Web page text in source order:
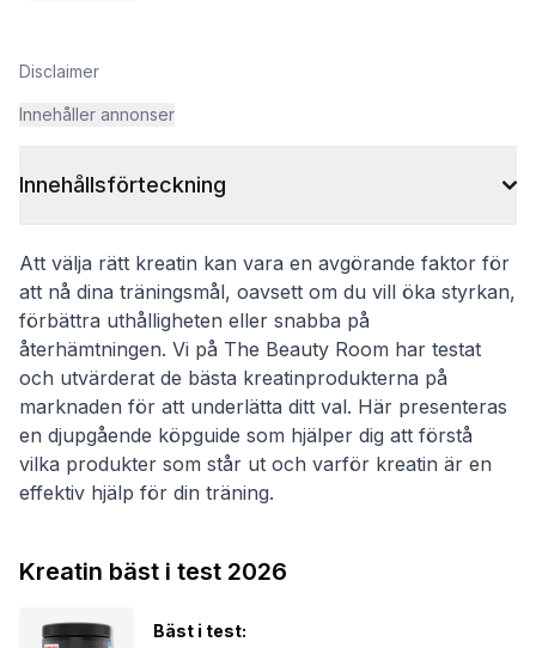
Disclaimer
Innehåller annonser
Innehållsförteckning
Att välja rätt kreatin kan vara en avgörande faktor för
att nå dina träningsmål, oavsett om du vill öka styrkan,
förbättra uthålligheten eller snabba på
återhämtningen. Vi på The Beauty Room har testat
och utvärderat de bästa kreatinprodukterna på
marknaden för att underlätta ditt val. Här presenteras
en djupgående köpguide som hjälper dig att förstå
vilka produkter som står ut och varför kreatin är en
effektiv hjälp för din träning.
Kreatin bäst i test 2026
Bäst i test: